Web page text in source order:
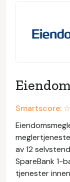
Smartscore: ☆
av 12
SpareBank 1-
tjenester